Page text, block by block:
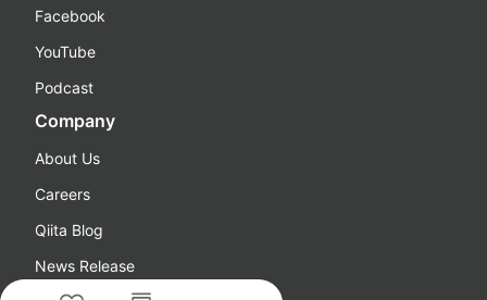
Facebook
YouTube
Podcast
Company
About Us
Careers
Qiita Blog
News Release